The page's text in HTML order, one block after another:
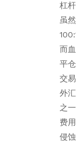
杠
虽
而
平
交
外
之
费
侵